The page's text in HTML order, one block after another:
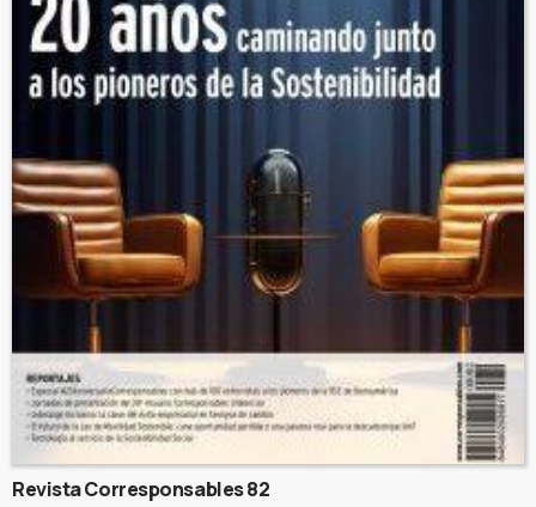
Revista Corresponsables 82